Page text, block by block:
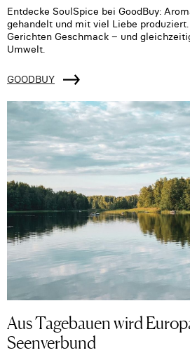
Entdecke SoulSpice bei GoodBuy:
gehandelt und mit viel Liebe
Gerichten Geschmack – und
Umwelt.
GOODBUY
Aus Tagebauen wird
Seenverbund